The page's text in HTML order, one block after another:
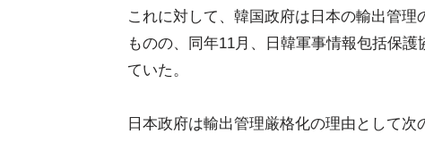
これに対して、韓国政府は日本の輸出管
ものの、同年11月、日韓軍事情報包括保
ていた。
日本政府は輸出管理厳格化の理由として次